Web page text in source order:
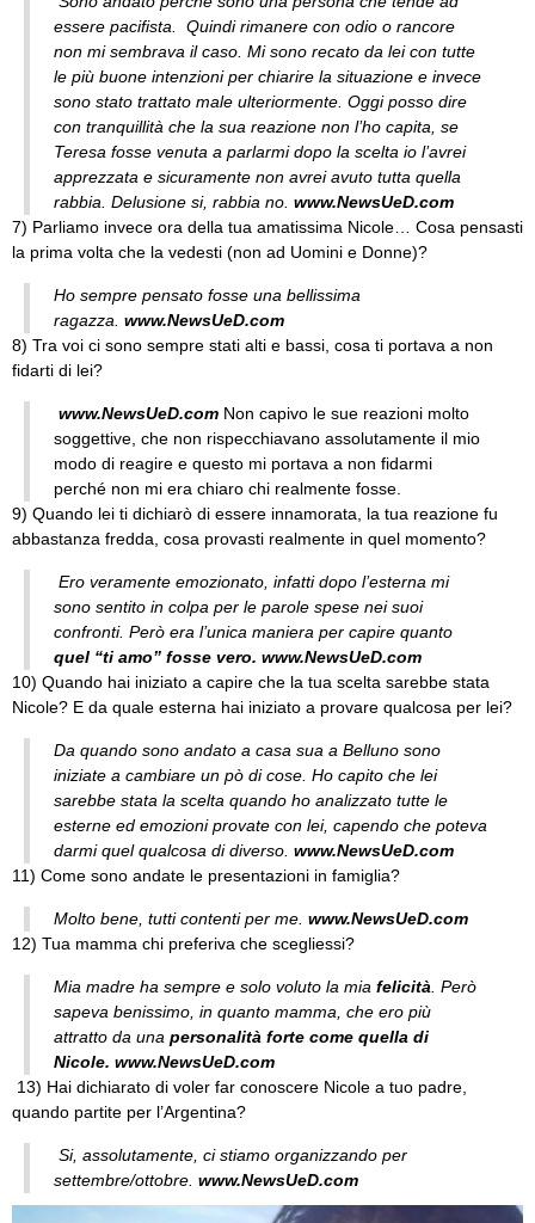
essere pacifista. Quindi rimanere con odio o rancore
non mi sembrava il caso. Mi sono recato da lei con tutte
le più buone intenzioni per chiarire la situazione e invece
sono stato trattato male ulteriormente. Oggi posso dire
con tranquillità che la sua reazione non l’ho capita, se
Teresa fosse venuta a parlarmi dopo la scelta io l’avrei
apprezzata e sicuramente non avrei avuto tutta quella
rabbia. Delusione si, rabbia no. www.NewsUeD.com
7) Parliamo invece ora della tua amatissima Nicole… Cosa pensasti
la prima volta che la vedesti (non ad Uomini e Donne)?
Ho sempre pensato fosse una bellissima
ragazza. www.NewsUeD.com
8) Tra voi ci sono sempre stati alti e bassi, cosa ti portava a non
fidarti di lei?
www.NewsUeD.com Non capivo le sue reazioni molto
soggettive, che non rispecchiavano assolutamente il mio
modo di reagire e questo mi portava a non fidarmi
perché non mi era chiaro chi realmente fosse.
9) Quando lei ti dichiarò di essere innamorata, la tua reazione fu
abbastanza fredda, cosa provasti realmente in quel momento?
Ero veramente emozionato, infatti dopo l’esterna mi
sono sentito in colpa per le parole spese nei suoi
confronti. Però era l’unica maniera per capire quanto
quel “ti amo” fosse vero. www.NewsUeD.com
10) Quando hai iniziato a capire che la tua scelta sarebbe stata
Nicole? E da quale esterna hai iniziato a provare qualcosa per lei?
Da quando sono andato a casa sua a Belluno sono
iniziate a cambiare un pò di cose. Ho capito che lei
sarebbe stata la scelta quando ho analizzato tutte le
esterne ed emozioni provate con lei, capendo che poteva
darmi quel qualcosa di diverso. www.NewsUeD.com
11) Come sono andate le presentazioni in famiglia?
Molto bene, tutti contenti per me. www.NewsUeD.com
12) Tua mamma chi preferiva che scegliessi?
Mia madre ha sempre e solo voluto la mia felicità . Però
sapeva benissimo, in quanto mamma, che ero più
attratto da una personalità forte come quella di
Nicole. www.NewsUeD.com
13) Hai dichiarato di voler far conoscere Nicole a tuo padre,
quando partite per l’Argentina?
Si, assolutamente, ci stiamo organizzando per
settembre/ottobre. www.NewsUeD.com